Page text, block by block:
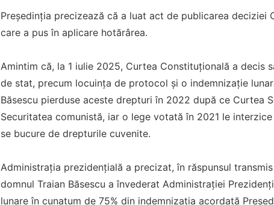
Președinția precizează că a luat act de publicarea deciziei
care a pus în aplicare hotărârea.
Amintim că, la 1 iulie 2025, Curtea Constituțională a decis
de stat, precum locuința de protocol și o indemnizație
Băsescu pierduse aceste drepturi în 2022 după ce Curtea
Securitatea comunistă, iar o lege votată în 2021 le
se bucure de drepturile cuvenite.
Administrația prezidențială a precizat, în răspunsul
domnul Traian Băsescu a învederat Administrației
lunare în cunatum de 75% din indemnizația acordată